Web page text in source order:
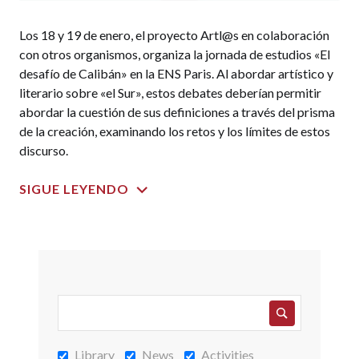
Los 18 y 19 de enero, el proyecto Artl@s en colaboración
con otros organismos, organiza la jornada de estudios «El
desafío de Calibán» en la ENS Paris. Al abordar artístico y
literario sobre «el Sur», estos debates deberían permitir
abordar la cuestión de sus definiciones a través del prisma
de la creación, examinando los retos y los límites de estos
discurso.
SIGUE LEYENDO
Library News Activities